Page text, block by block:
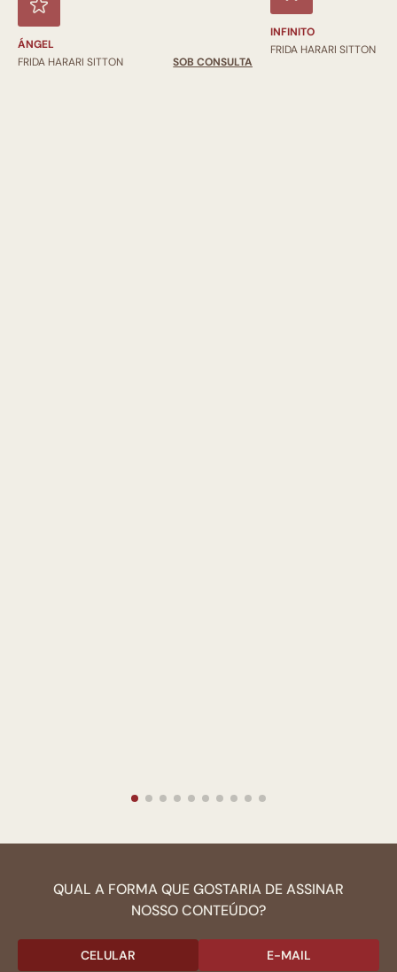
ÁNGEL
FRIDA HARARI SITTON
SOB CONSULTA
INFINITO
FRIDA HARARI SITTON
QUAL A FORMA QUE GOSTARIA DE ASSINAR
NOSSO CONTEÚDO?
CELULAR E-MAIL